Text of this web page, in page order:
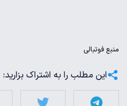
منبعفوتبالی
این مطلب را به اشتراک بزارید: